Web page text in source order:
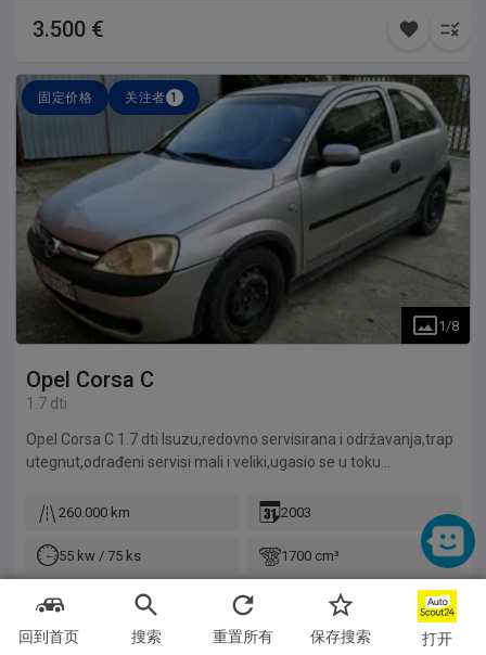
3.500 €
固定价格 关注者 1
1 /8
Opel Corsa C
1.7 dti
Opel Corsa C 1.7 dti Isuzu,redovno servisirana i održavanja,trap
utegnut,odrađeni servisi mali i veliki,ugasio se u toku
kao što ih ima na oglasu,a prodaju ih i skuplje samo dobro
kupovina
260.000 km 2003
55 kw / 75 ks 1700 cm³
柴油
自动空调 手动5速
回到首页 搜索 重置所有 保存搜索 打开